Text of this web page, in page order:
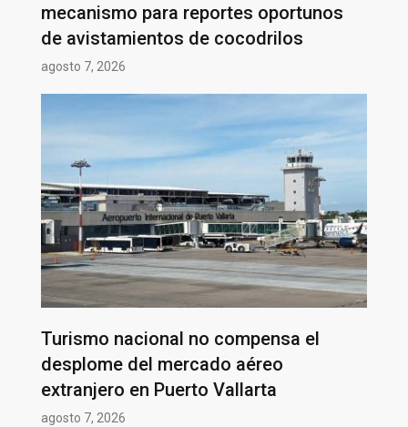
mecanismo para reportes oportunos
de avistamientos de cocodrilos
agosto 7, 2026
Turismo nacional no compensa el
desplome del mercado aéreo
extranjero en Puerto Vallarta
agosto 7, 2026